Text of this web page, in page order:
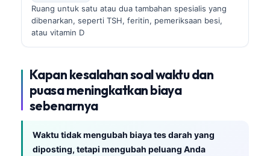
Ruang untuk satu atau dua tambahan spesialis yang
dibenarkan, seperti TSH, feritin, pemeriksaan besi,
atau vitamin D
Kapan kesalahan soal waktu dan
puasa meningkatkan biaya
sebenarnya
Waktu tidak mengubah biaya tes darah yang
diposting, tetapi mengubah peluang Anda
Nederlands
हिन्दी
Հայերեն
Íslenska
Српски језик
Svenska
Bosanski
Azərbaycan dili